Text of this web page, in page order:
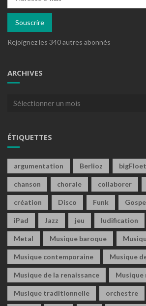
mail
Souscrire
Rejoignez les 340 autres abonnés
ARCHIVES
Archives
ÉTIQUETTES
argumentation Berlioz
chanson chorale collaborer
création Disco Funk
iPad Jazz jeu ludification
Metal Musique baroque
Musique contemporaine Musique
Musique de la renaissance Musique
Musique traditionnelle orchestre